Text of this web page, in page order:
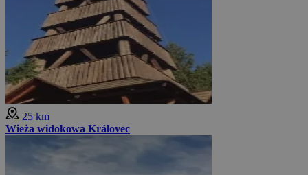
25 km
Wieża widokowa Královec